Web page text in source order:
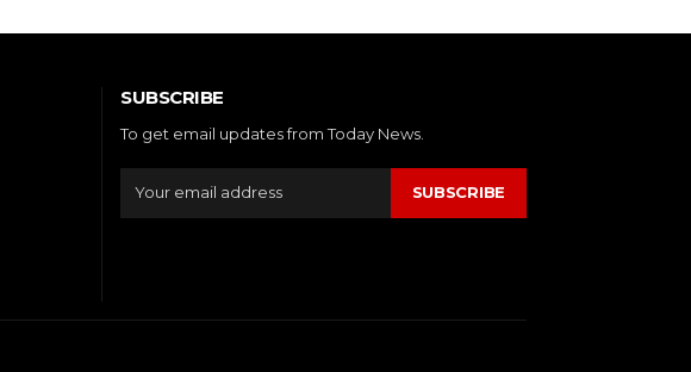
SUBSCRIBE
To get email updates from Today News.
SUBSCRIBE